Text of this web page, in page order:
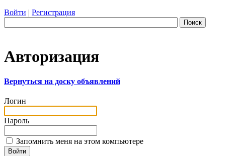
Войти | Регистрация
Поиск
Авторизация
Вернуться на доску объявлений
Логин
Пароль
Запомнить меня на этом компьютере